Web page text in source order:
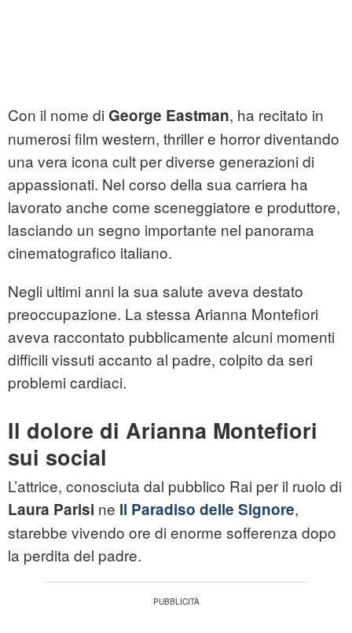
Con il nome di George Eastman, ha recitato in
numerosi film western, thriller e horror diventando
una vera icona cult per diverse generazioni di
appassionati. Nel corso della sua carriera ha
lavorato anche come sceneggiatore e produttore,
lasciando un segno importante nel panorama
cinematografico italiano.
Negli ultimi anni la sua salute aveva destato
preoccupazione. La stessa Arianna Montefiori
aveva raccontato pubblicamente alcuni momenti
difficili vissuti accanto al padre, colpito da seri
problemi cardiaci.
Il dolore di Arianna Montefiori
sui social
L’attrice, conosciuta dal pubblico Rai per il ruolo di
Laura Parisi ne Il Paradiso delle Signore,
starebbe vivendo ore di enorme sofferenza dopo
la perdita del padre.